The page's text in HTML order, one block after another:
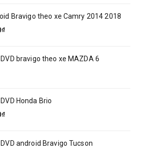
Bravigo theo xe Camry 2014 2018
bravigo theo xe MAZDA 6
Honda Brio
android Bravigo Tucson